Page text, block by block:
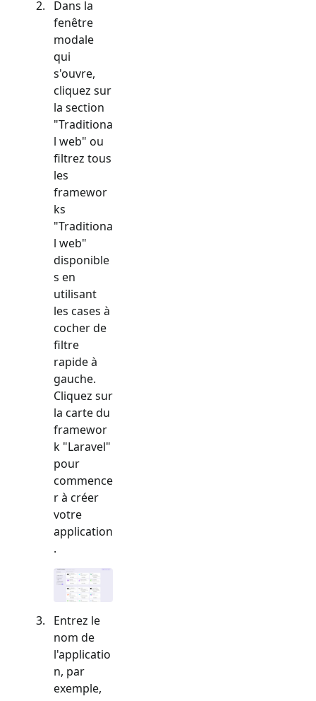
Dans la
fenêtre
modale
qui
s'ouvre,
cliquez sur
la section
"Traditiona
l web" ou
filtrez tous
les
framewor
ks
"Traditiona
l web"
disponible
s en
utilisant
les cases à
cocher de
filtre
rapide à
gauche.
Cliquez sur
la carte du
framewor
k "Laravel"
pour
commence
r à créer
votre
application
.
Entrez le
nom de
l'applicatio
n, par
exemple,